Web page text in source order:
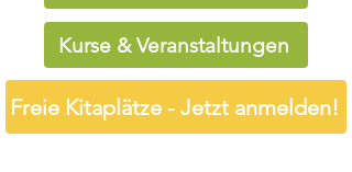
Kurse & Veranstaltungen
Freie Kitaplätze - Jetzt anmelden!